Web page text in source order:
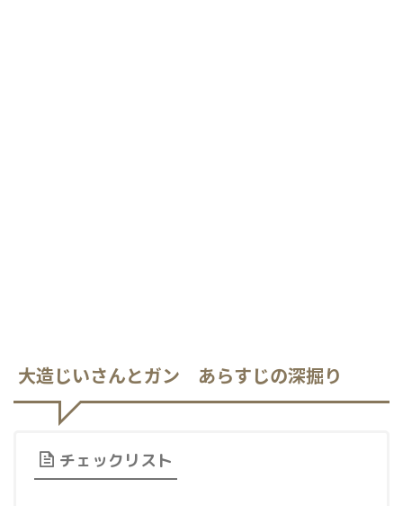
大造じいさんとガン あらすじの深掘り
チェックリスト